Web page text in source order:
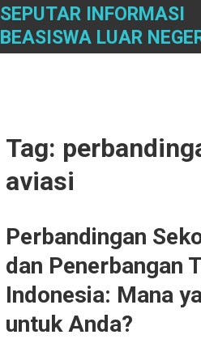
Skip
content
SEPUTAR INFORMASI
BEASISWA LUAR
Tag:
aviasi
Perbandingan
dan Penerbangan
Indonesia: Mana
untuk Anda?